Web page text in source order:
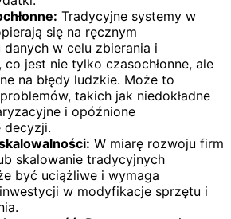
Tradycyjne systemy w
się na ręcznym
w celu zbierania i
co jest nie tylko czasochłonne, ale
na błędy ludzkie. Może to
takich jak niedokładne
i opóźnione
decyzji.
W miarę rozwoju firm
skalowanie tradycyjnych
być uciążliwe i wymaga
w modyfikacje sprzętu i